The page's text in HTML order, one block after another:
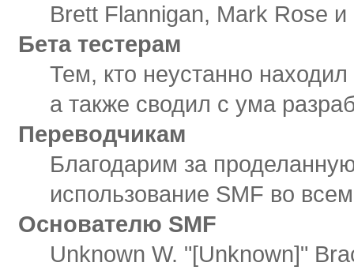
Brett Flannigan, Mark Rose
Бета тестерам
Тем, кто неустанно
а также сводил с ума
Переводчикам
Благодарим за
использование SMF во
Основателю SMF
Unknown W. "[Unknown]"